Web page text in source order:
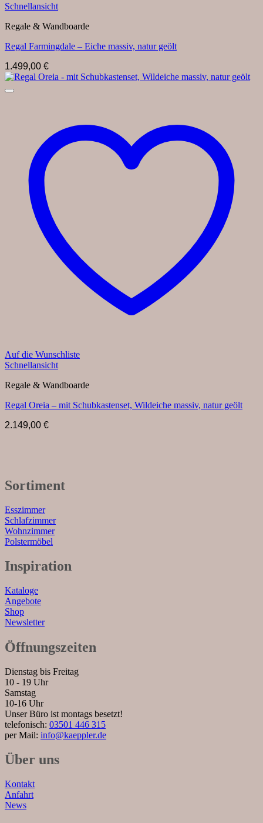
Schnellansicht
Regale & Wandboarde
Regal Farmingdale – Eiche massiv, natur geölt
1.499,00 €
Auf die Wunschliste
Schnellansicht
Regale & Wandboarde
Regal Oreia – mit Schubkastenset, Wildeiche massiv, natur geölt
2.149,00 €
Sortiment
Esszimmer
Schlafzimmer
Wohnzimmer
Polstermöbel
Inspiration
Kataloge
Angebote
Shop
Newsletter
Öffnungszeiten
Dienstag bis Freitag
10 - 19 Uhr
Samstag
10-16 Uhr
Unser Büro ist montags besetzt!
telefonisch: 03501 446 315
per Mail: info@kaeppler.de
Über uns
Kontakt
Anfahrt
News